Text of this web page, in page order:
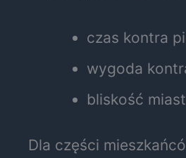
czas kontra
wygoda
bliskość
Dla części